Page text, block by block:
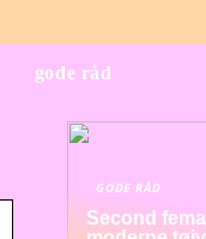
gode råd
GODE RÅD
Second